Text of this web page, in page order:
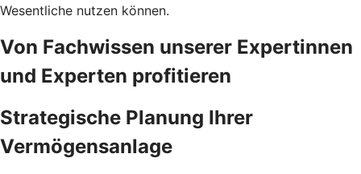
Wesentliche nutzen können.
Von Fachwissen unserer Expertinnen
und Experten profitieren
Strategische Planung Ihrer
Vermögensanlage